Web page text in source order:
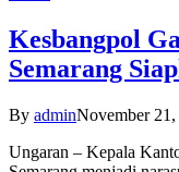
Kesbangpol
Semarang
By adminNovember
Ungaran – Kepala